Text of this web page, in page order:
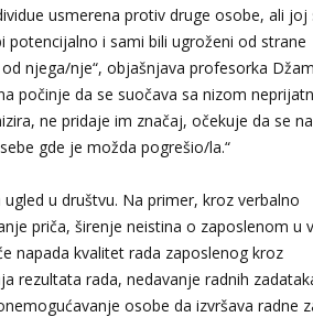
usmerena protiv druge osobe, ali joj
potencijalno i sami bili ugroženi od strane
njega/nje“, objašnjava profesorka
počinje da se suočava sa nizom
ne pridaje im značaj, očekuje da se
gde je možda pogrešio/la.“
u društvu. Na primer, kroz verbalno
priča, širenje neistina o zaposlenom u
napada kvalitet rada zaposlenog kroz
rezultata rada, nedavanje radnih
osobe da izvršava radne